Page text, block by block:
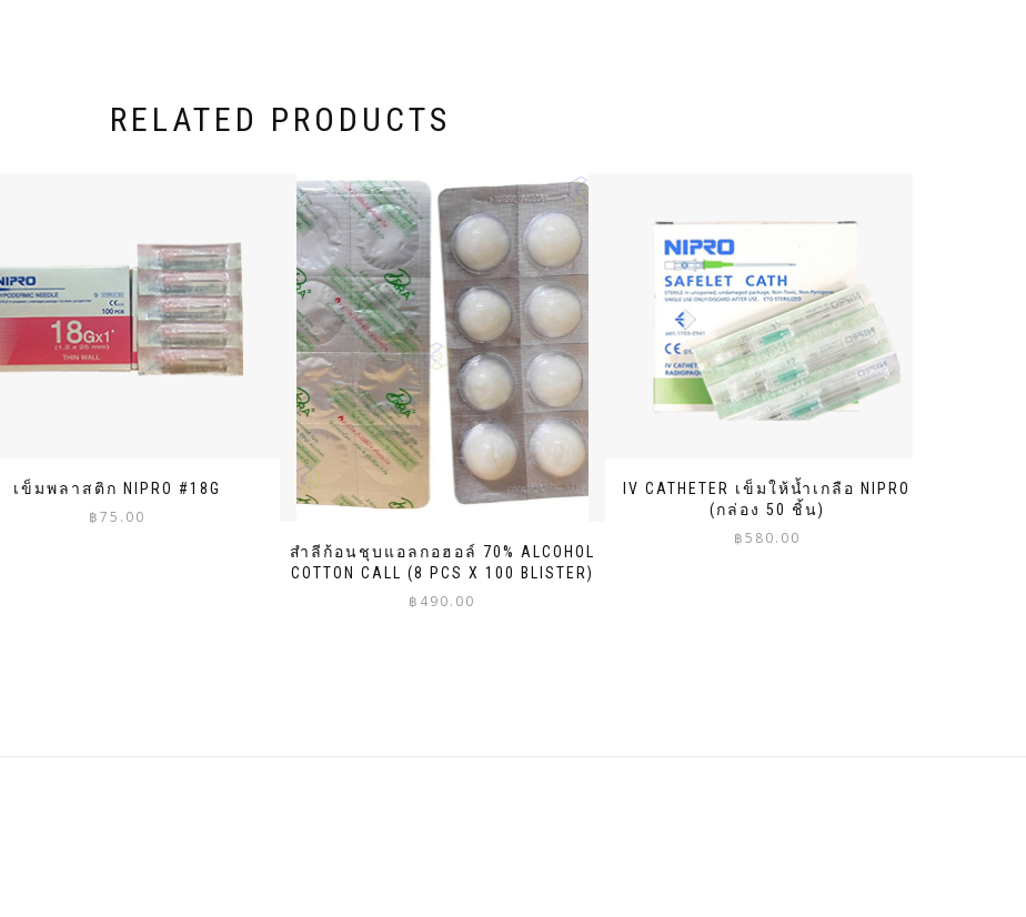
RELATED PRODUCTS
เข็มพลาสติก NIPRO #18G
฿75.00
สำลีก้อนชุบแอลกอฮอล์ 70% ALCOHOL
COTTON CALL (8 PCS X 100 BLISTER)
฿ 490.00
IV CATHETER เข็มให้น้ำเกลือ NIPRO
(กล่อง 50 ชิ้น)
฿580.00